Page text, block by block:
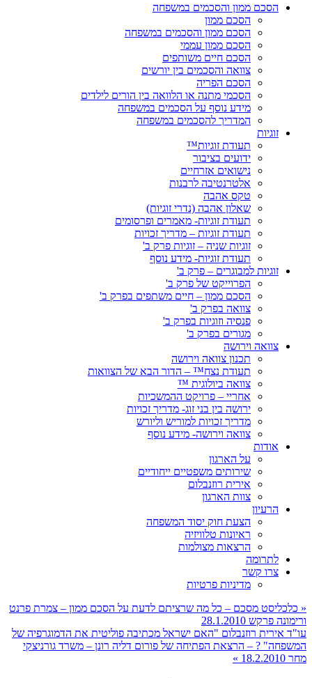
הסכם ממון והסכמים במשפחה
הסכם ממון
הסכם ממון והסכמים במשפחה
הסכם ממון עממי
הסכם חיים משותפים
צוואה והסכמים בין יורשים
הסכם הפריה
הסכמי מתנה או הלוואה בין הורים לילדים
מידע נוסף על הסכמים במשפחה
המדריך להסכמים במשפחה
זוגיות
תעודת זוגיות™
ידועים בציבור
נישואים אזרחיים
אלטרנטיבה לרבנות
טקס אהבה
שאלון אהבה (נדרי זוגיות)
תעודת זוגיות- מאמרים ופרסומים
תעודת זוגיות – מדריך זכויות
זוגיות שניה – זוגיות פרק ב'
תעודת זוגיות- מידע נוסף
זוגיות למבוגרים – פרק ב'
הפרוייקט של פרק ב'
הסכם ממון – חיים משתפים בפרק ב'
צוואה בפרק ב'
פנסיה וזוגיות בפרק ב'
מגורים בפרק ב'
צוואה וירושה
תכנון צוואה וירושה
תעודת נצח™ – הדור הבא של הצוואות
צוואה ביולוגית ™
אחריי – פרויקט ההמשכיות
ירושה בין בני זוג- מדריך זכויות
מדריך זכויות למוריש וליורש
צוואה וירושה- מידע נוסף
אודות
על הארגון
שירותים משפטיים ייחודיים
אירית רוזנבלום
צוות הארגון
הרעיון
הצעת חוק יסוד המשפחה
ראיונות טלוויזיה
הרצאות מצולמות
לתרומה
צרו קשר
מדיניות פרטיות
« כלכליסט מסכם – כל מה שרציתם לדעת על הסכם ממון – צמרת פרנט
ורימונה פרקש 28.1.2010
עו"ד אירית רוזנבלום "האם ישראל מכתיבה פוליטית את הדמוגרפיה של
המשפחה" ? – הרצאת הפתיחה של פורום דליה רונן – משרד גורניצקי
מחר 18.2.2010
»